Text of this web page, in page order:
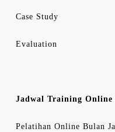
Case Study
Evaluation
Jadwal Training Online
Pelatihan Online Bulan